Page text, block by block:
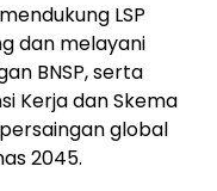
LSP
dan melayani
BNSP, serta
Kerja dan Skema
global
2045.